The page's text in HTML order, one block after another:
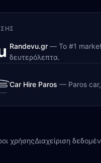
Randevu.gr — Το #1
δευτερόλεπτα.
Car Hire Paros — Paros
χρήσηςΔιαχείριση